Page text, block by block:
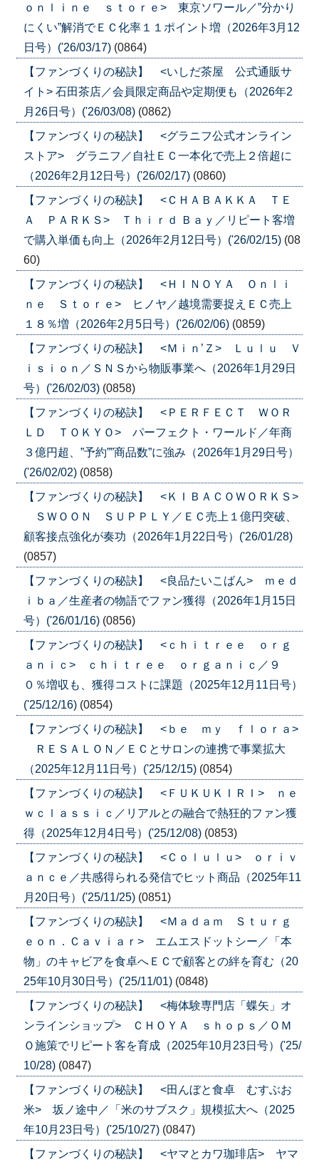
ｏｎｌｉｎｅ ｓｔｏｒｅ> 東京ソワール／”分かり
にくい”解消でＥＣ化率１１ポイント増（2026年3月12
日号）('26/03/17) (0864)
【ファンづくりの秘訣】 <いしだ茶屋 公式通販サ
イト> 石田茶店／会員限定商品や定期便も（2026年2
月26日号）('26/03/08) (0862)
【ファンづくりの秘訣】 <グラニフ公式オンライン
ストア> グラニフ／自社ＥＣ一本化で売上２倍超に
（2026年2月12日号）('26/02/17) (0860)
【ファンづくりの秘訣】 <ＣＨＡＢＡＫＫＡ ＴＥ
Ａ ＰＡＲＫＳ> Ｔｈｉｒｄ Ｂａｙ／リピート客増
で購入単価も向上（2026年2月12日号）('26/02/15) (08
60)
【ファンづくりの秘訣】 <ＨＩＮＯＹＡ Ｏｎｌｉ
ｎｅ Ｓｔｏｒｅ> ヒノヤ／越境需要捉えＥＣ売上
１８％増（2026年2月5日号）('26/02/06) (0859)
【ファンづくりの秘訣】 <Ｍｉｎ’Ｚ> Ｌｕｌｕ Ｖ
ｉｓｉｏｎ／ＳＮＳから物販事業へ（2026年1月29日
号）('26/02/03) (0858)
【ファンづくりの秘訣】 <ＰＥＲＦＥＣＴ ＷＯＲ
ＬＤ ＴＯＫＹＯ> パーフェクト・ワールド／年商
３億円超、”予約””商品数”に強み（2026年1月29日号）
('26/02/02) (0858)
【ファンづくりの秘訣】 <ＫＩＢＡＣＯＷＯＲＫＳ>
ＳＷＯＯＮ ＳＵＰＰＬＹ／ＥＣ売上１億円突破、
顧客接点強化が奏功（2026年1月22日号）('26/01/28)
(0857)
【ファンづくりの秘訣】 <良品たいこばん> ｍｅｄ
ｉｂａ／生産者の物語でファン獲得（2026年1月15日
号）('26/01/16) (0856)
【ファンづくりの秘訣】 <ｃｈｉｔｒｅｅ ｏｒｇ
ａｎｉｃ> ｃｈｉｔｒｅｅ ｏｒｇａｎｉｃ／９
０％増収も、獲得コストに課題（2025年12月11日号）
('25/12/16) (0854)
【ファンづくりの秘訣】 <ｂｅ ｍｙ ｆｌｏｒａ>
ＲＥＳＡＬＯＮ／ＥＣとサロンの連携で事業拡大
（2025年12月11日号）('25/12/15) (0854)
【ファンづくりの秘訣】 <ＦＵＫＵＫＩＲＩ> ｎｅ
ｗｃｌａｓｓｉｃ／リアルとの融合で熱狂的ファン獲
得（2025年12月4日号）('25/12/08) (0853)
【ファンづくりの秘訣】 <Ｃｏｌｕｌｕ> ｏｒｉｖ
ａｎｃｅ／共感得られる発信でヒット商品（2025年11
月20日号）('25/11/25) (0851)
【ファンづくりの秘訣】 <Ｍａｄａｍ Ｓｔｕｒｇ
ｅｏｎ．Ｃａｖｉａｒ> エムエスドットシー／「本
物」のキャビアを食卓へＥＣで顧客との絆を育む（20
25年10月30日号）('25/11/01) (0848)
【ファンづくりの秘訣】 <梅体験専門店「蝶矢」オ
ンラインショップ> ＣＨＯＹＡ ｓｈｏｐｓ／ＯＭ
Ｏ施策でリピート客を育成（2025年10月23日号）('25/
10/28) (0847)
【ファンづくりの秘訣】 <田んぼと食卓 むすぶお
米> 坂ノ途中／「米のサブスク」規模拡大へ（2025
年10月23日号）('25/10/27) (0847)
【ファンづくりの秘訣】 <ヤマとカワ珈琲店> ヤマ